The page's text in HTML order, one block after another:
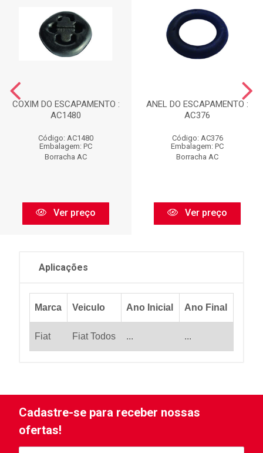
COXIM DO ESCAPAMENTO :
AC1480
Código: AC1480
Embalagem: PC
Borracha AC
Ver preço
ANEL DO ESCAPAMENTO :
AC376
Código: AC376
Embalagem: PC
Borracha AC
Ver preço
Aplicações
Marca Veiculo Ano Inicial Ano Final
Fiat Fiat Todos ... ...
Cadastre-se para receber nossas
ofertas!